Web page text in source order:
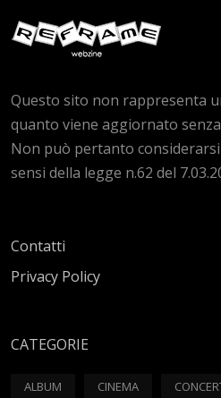
Questo sito non rappresenta
quanto viene aggiornato
Non può pertanto
sensi della legge n.62 del
Contatti
Privacy Policy
CATEGORIE
ALBUM CINEMA